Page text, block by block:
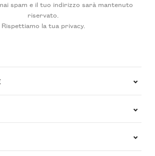
spam e il tuo indirizzo sarà mantenuto
riservato.
Rispettiamo la tua privacy.